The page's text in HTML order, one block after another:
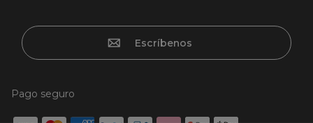
Escríbenos
Pago seguro